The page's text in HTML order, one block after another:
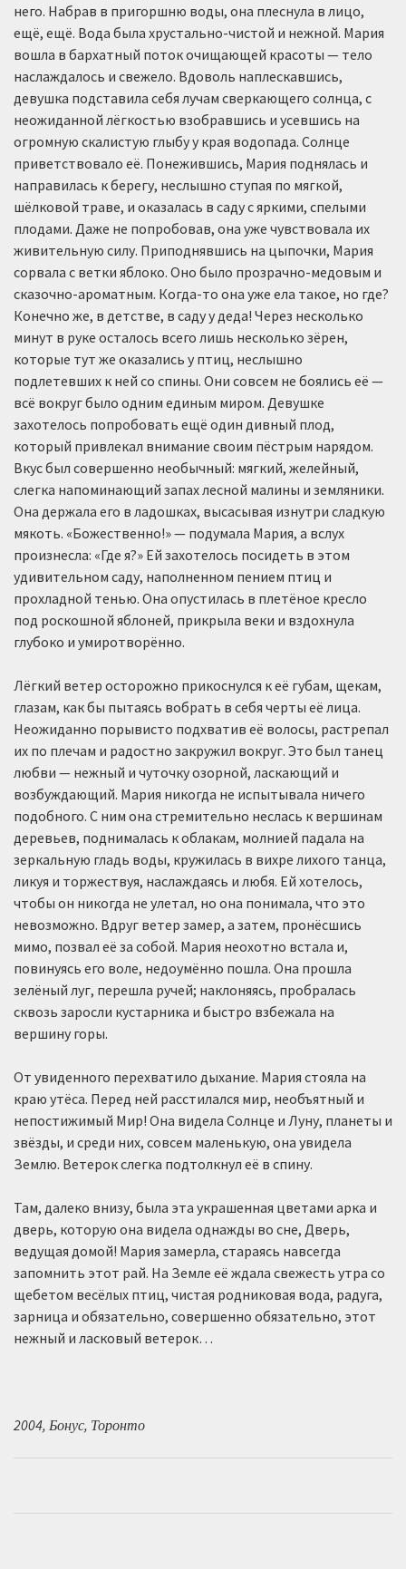
него. Набрав в пригоршню воды, она плеснула в лицо,
ещё, ещё. Вода была хрустально-чистой и нежной. Мария
вошла в бархатный поток очищающей красоты — тело
наслаждалось и свежело. Вдоволь наплескавшись,
девушка подставила себя лучам сверкающего солнца, с
неожиданной лёгкостью взобравшись и усевшись на
огромную скалистую глыбу у края водопада. Солнце
приветствовало её. Понежившись, Мария поднялась и
направилась к берегу, неслышно ступая по мягкой,
шёлковой траве, и оказалась в саду с яркими, спелыми
плодами. Даже не попробовав, она уже чувствовала их
живительную силу. Приподнявшись на цыпочки, Мария
сорвала с ветки яблоко. Оно было прозрачно-медовым и
сказочно-ароматным. Когда-то она уже ела такое, но где?
Конечно же, в детстве, в саду у деда! Через несколько
минут в руке осталось всего лишь несколько зёрен,
которые тут же оказались у птиц, неслышно
подлетевших к ней со спины. Они совсем не боялись её —
всё вокруг было одним единым миром. Девушке
захотелось попробовать ещё один дивный плод,
который привлекал внимание своим пёстрым нарядом.
Вкус был совершенно необычный: мягкий, желейный,
слегка напоминающий запах лесной малины и земляники.
Она держала его в ладошках, высасывая изнутри сладкую
мякоть. «Божественно!» — подумала Мария, а вслух
произнесла: «Где я?» Ей захотелось посидеть в этом
удивительном саду, наполненном пением птиц и
прохладной тенью. Она опустилась в плетёное кресло
под роскошной яблоней, прикрыла веки и вздохнула
глубоко и умиротворённо.
Лёгкий ветер осторожно прикоснулся к её губам, щекам,
глазам, как бы пытаясь вобрать в себя черты её лица.
Неожиданно порывисто подхватив её волосы, растрепал
их по плечам и радостно закружил вокруг. Это был танец
любви — нежный и чуточку озорной, ласкающий и
возбуждающий. Мария никогда не испытывала ничего
подобного. С ним она стремительно неслась к вершинам
деревьев, поднималась к облакам, молнией падала на
зеркальную гладь воды, кружилась в вихре лихого танца,
ликуя и торжествуя, наслаждаясь и любя. Ей хотелось,
чтобы он никогда не улетал, но она понимала, что это
невозможно. Вдруг ветер замер, а затем, пронёсшись
мимо, позвал её за собой. Мария неохотно встала и,
повинуясь его воле, недоумённо пошла. Она прошла
зелёный луг, перешла ручей; наклоняясь, пробралась
сквозь заросли кустарника и быстро взбежала на
вершину горы.
От увиденного перехватило дыхание. Мария стояла на
краю утёса. Перед ней расстилался мир, необъятный и
непостижимый Мир! Она видела Солнце и Луну, планеты и
звёзды, и среди них, совсем маленькую, она увидела
Землю. Ветерок слегка подтолкнул её в спину.
Там, далеко внизу, была эта украшенная цветами арка и
дверь, которую она видела однажды во сне, Дверь,
ведущая домой! Мария замерла, стараясь навсегда
запомнить этот рай. На Земле её ждала свежесть утра со
щебетом весёлых птиц, чистая родниковая вода, радуга,
зарница и обязательно, совершенно обязательно, этот
нежный и ласковый ветерок…
2004, Бонус, Торонто